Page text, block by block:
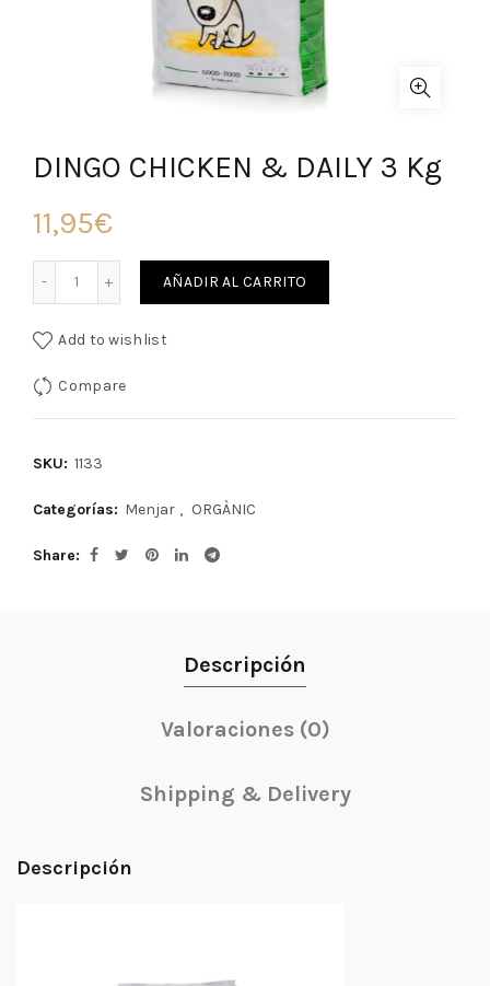
DINGO CHICKEN & DAILY 3 Kg
11,95€
AÑADIR AL CARRITO
Add to wishlist
Compare
SKU: 1133
Categorías: Menjar , ORGÀNIC
Share
Descripción
Valoraciones (0)
Shipping & Delivery
Descripción